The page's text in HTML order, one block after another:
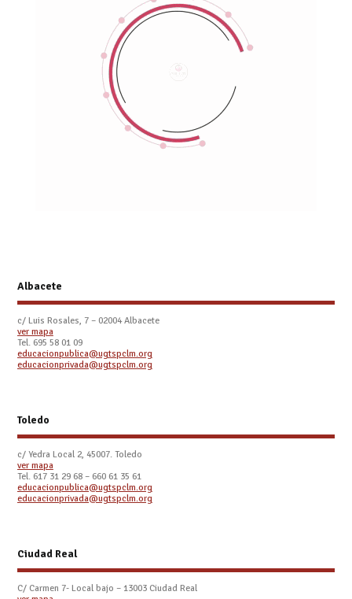
Albacete
c/ Luis Rosales, 7 – 02004 Albacete
ver mapa
Tel. 695 58 01 09
educacionpublica@ugtspclm.org
educacionprivada@ugtspclm.org
Toledo
c/ Yedra Local 2, 45007. Toledo
ver mapa
Tel. 617 31 29 68 – 660 61 35 61
educacionpublica@ugtspclm.org
educacionprivada@ugtspclm.org
Ciudad Real
C/ Carmen 7- Local bajo – 13003 Ciudad Real